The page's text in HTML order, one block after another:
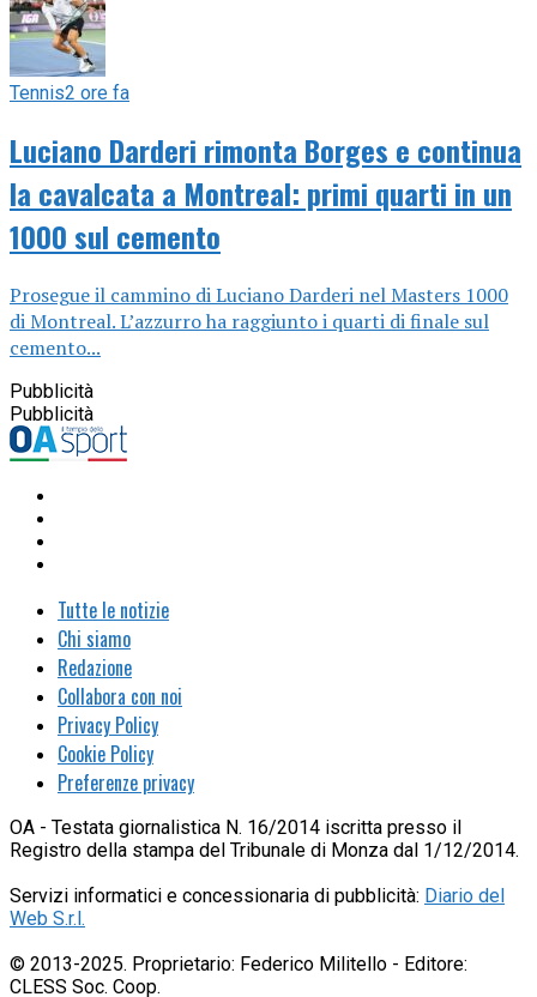
Tennis2 ore fa
Luciano Darderi rimonta Borges e continua
la cavalcata a Montreal: primi quarti in un
1000 sul cemento
Prosegue il cammino di Luciano Darderi nel Masters 1000
di Montreal. L’azzurro ha raggiunto i quarti di finale sul
cemento...
Pubblicità
Pubblicità
Tutte le notizie
Chi siamo
Redazione
Collabora con noi
Privacy Policy
Cookie Policy
Preferenze privacy
OA - Testata giornalistica N. 16/2014 iscritta presso il
Registro della stampa del Tribunale di Monza dal 1/12/2014.
Servizi informatici e concessionaria di pubblicità: Diario del
Web S.r.l.
© 2013-2025. Proprietario: Federico Militello - Editore:
CLESS Soc. Coop.